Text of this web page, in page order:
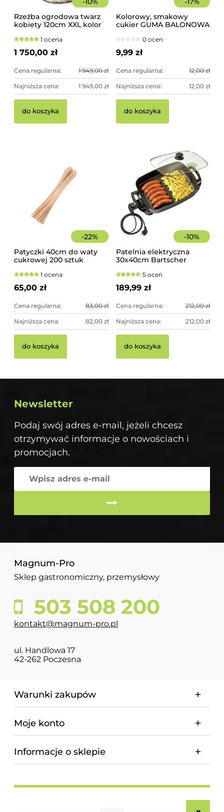
Rzeźba ogrodowa twarz
kobiety 120cm XXL kolor
imponująca dekoracja
ogrodowa
1 ocena
1 750,00 zł
Cena regularna: 1 949,00 zł
Najniższa cena: 1 949,00 zł
do koszyka
Kolorowy, smakowy
cukier GUMA BALONOWA
0 ocen
9,99 zł
Cena regularna: 12,00 zł
Najniższa cena: 12,00 zł
do koszyka
-22%
Patyczki 40cm do waty
cukrowej 200 sztuk
1 ocena
65,00 zł
Cena regularna: 83,00 zł
Najniższa cena: 82,00 zł
do koszyka
-10%
Patelnia elektryczna
30x40cm Bartscher
5 ocen
189,99 zł
Cena regularna: 212,00 zł
Najniższa cena: 212,00 zł
do koszyka
Newsletter
Podaj swój adres e-mail, jeżeli chcesz
otrzymywać informacje o nowościach i
promocjach.
Magnum-Pro
Sklep gastronomiczny, przemysłowy
503 508 200
kontakt@magnum-pro.pl
ul. Handlowa 17
42-262 Poczesna
Warunki zakupów
Moje konto
Informacje o sklepie